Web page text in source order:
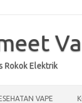
Rokok Elektrik
VAPE